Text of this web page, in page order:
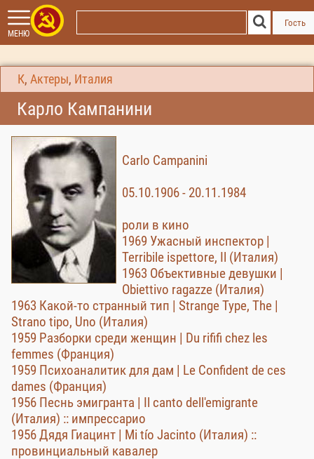
МЕНЮ
Гость
К, Актеры, Италия
Карло Кампанини
Carlo Campanini
05.10.1906 - 20.11.1984
роли в кино
1969 Ужасный инспектор |
Terribile ispettore, Il (Италия)
1963 Объективные девушки |
Obiettivo ragazze (Италия)
1963 Какой-то странный тип | Strange Type, The |
Strano tipo, Uno (Италия)
1959 Разборки среди женщин | Du rififi chez les
femmes (Франция)
1959 Психоаналитик для дам | Le Confident de ces
dames (Франция)
1956 Песнь эмигранта | Il canto dell'emigrante
(Италия) :: импрессарио
1956 Дядя Гиацинт | Mi tío Jacinto (Италия) ::
провинциальный кавалер